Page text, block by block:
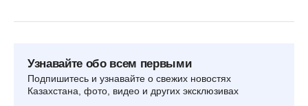
Узнавайте обо всем первыми
Подпишитесь и узнавайте о свежих новостях
Казахстана, фото, видео и других эксклюзивах